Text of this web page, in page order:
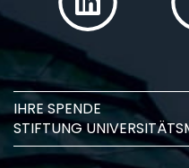
IHRE SPENDE
STIFTUNG